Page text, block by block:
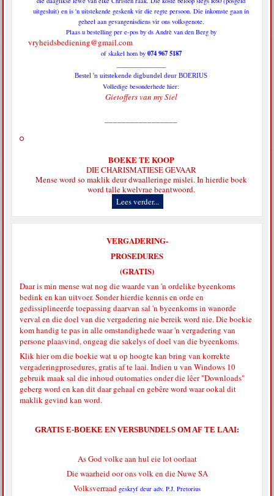
uitgesluit) en is 'n uitstekende geskenk vir die regte persoon. Die inkomste gaan in
geheel aan gevangenisdiens vir ons volksgenote.
Plaas u bestelling per e-pos by ds Andrè van den Berg by
vryheidsbediening@gmail.com
of skakel hom by 074 967 5187
Bestel 'n uitstekende digbundel deur BOERIUS
Volledige besonderhede hier:
Gietoffers van my Siel
BOEKE TE KOOP
DIE CHARISMATIESE GEVAAR
Mense word so maklik deur dwaalleringe mislei. In hierdie boek
word talle kwelvrae beantwoord.
Lees verder...
VERGADERING-
PROSEDURES
(GRATIS)
Daar is min mense wat nog die waarde van 'n ordelike byeenkoms
bedink en kan uitvoer. Sonder hierdie kennis en orde en
gedissiplineerde toepassing daarvan sal 'n byeenkoms in wanorde
verval en die doel van die vergadering nie bereik word nie. Die boekie
kom handig te pas in alle omstandighede waar 'n vergadering van
persone plaasvind, ongeag die sakelys of doel van die byeenkoms.
Klik hierom die boekie wat u op hoogte kan bring van korrekte
vergaderingprosedures, gratis af te laai. Indien u van Windows 10
gebruik maak sal die inhoud outomaties onder die lêer "Downloads"
geberg word en kan dit daar gehaal en gebêre word waar ookal dit
maklik gevind kan word.
GRATIS E-BOEKE EN VERSBUNDELS OM AF TE LAAI:
As God volke aan hul eie lot oorlaat
Die waarheid oor ons volk en die Nuwe SA
Volksverraad geskryf deur adv. P.J. Pretorius